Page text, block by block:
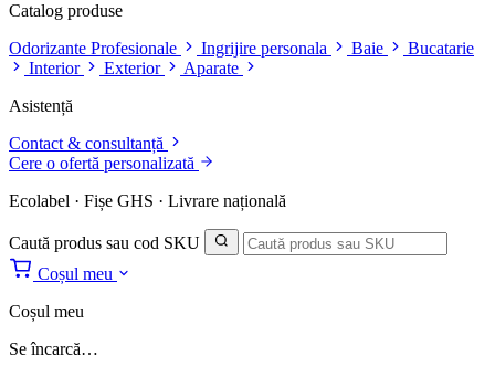
Catalog produse
Odorizante Profesionale
Ingrijire personala Baie
Bucatarie
Interior
Exterior
Aparate
Asistență
Contact & consultanță
Cere o ofertă personalizată
Ecolabel · Fișe GHS · Livrare națională
Caută produs sau cod SKU
Coșul meu
Coșul meu
Se încarcă…